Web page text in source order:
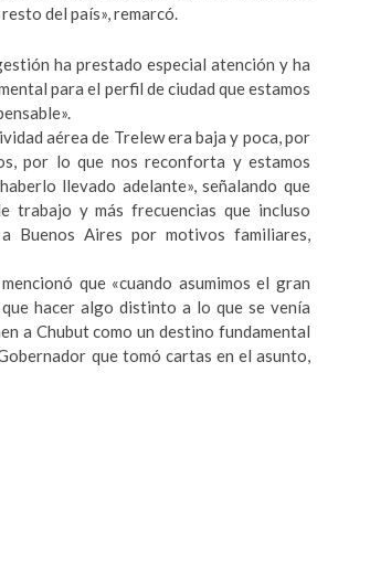
del país», remarcó.
ha prestado especial atención y ha
para el perfil de ciudad que estamos
aérea de Trelew era baja y poca, por
por lo que nos reconforta y estamos
llevado adelante», señalando que
trabajo y más frecuencias que incluso
Buenos Aires por motivos familiares,
que «cuando asumimos el gran
hacer algo distinto a lo que se venía
a Chubut como un destino fundamental
que tomó cartas en el asunto,